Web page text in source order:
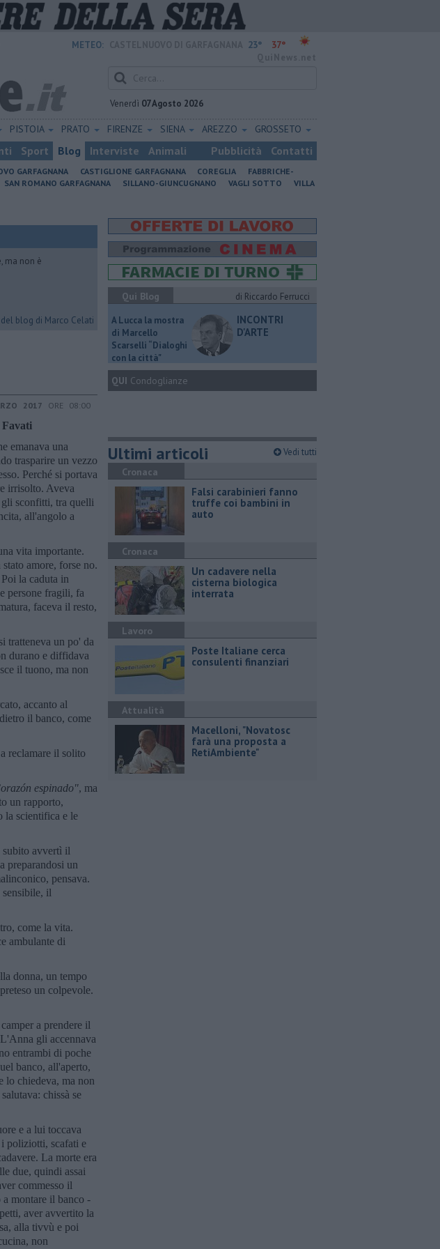
METEO: 23° 37°
Venerdì 07 Agosto 2026
PISTOIA PRATO FIRENZE SIENA AREZZO GROSSETO
Sport Blog Interviste Animali Pubblicità Contatti
GARFAGNANA CASTIGLIONE GARFAGNANA COREGLIA
FABBRICHE-
SAN ROMANO GARFAGNANA SILLANO-GIUNCUGNANO VAGLI SOTTO
VILLA
ma non è
blog di Marco Celati
2017 ORE 08:00
Favati
emanava una
trasparire un vezzo
Perché si portava
irrisolto. Aveva
gli sconfitti, tra quelli
all'angolo a
vita importante.
amore, forse no.
la caduta in
persone fragili, fa
faceva il resto,
tratteneva un po' da
durano e diffidava
il tuono, ma non
accanto al
il banco, come
reclamare il solito
espinado", ma
un rapporto,
la scientifica e le
subito avvertì il
preparandosi un
pensava.
il
come la vita.
ambulante di
donna, un tempo
un colpevole.
a prendere il
gli accennava
entrambi di poche
banco, all'aperto,
lo chiedeva, ma non
chissà se
e a lui toccava
i poliziotti, scafati e
La morte era
due, quindi assai
commesso il
a montare il banco -
aver avvertito la
alla tivvù e poi
non
Qui Blog
di Riccardo Ferrucci
A Lucca la mostra
di Marcello
Scarselli “Dialoghi
con la città"
INCONTRI
D'ARTE
QUI Condoglianze
Ultimi articoli Vedi tutti
Cronaca
Falsi carabinieri fanno
truffe coi bambini in
auto
Cronaca
Un cadavere nella
cisterna biologica
interrata
Lavoro
Poste Italiane cerca
consulenti finanziari
Attualità
Macelloni, "Novatosc
farà una proposta a
RetiAmbiente"